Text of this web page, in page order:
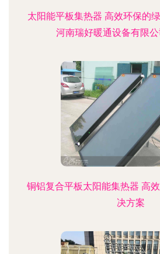
太阳能平板集热器 高效环保的
河南瑞好暖通设备有限
铜铝复合平板太阳能集热器 高
决方案